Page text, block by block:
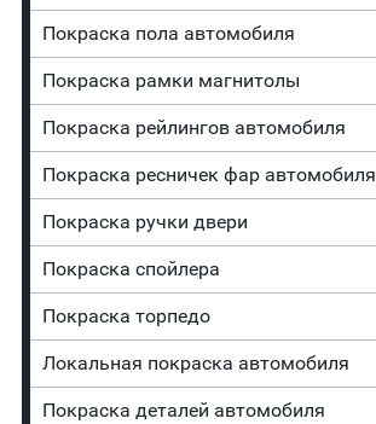
Покраска пола автомобиля
Покраска рамки магнитолы
Покраска рейлингов автомобиля
Покраска ресничек фар автомобиля
Покраска ручки двери
Покраска спойлера
Покраска торпедо
Локальная покраска автомобиля
Покраска деталей автомобиля